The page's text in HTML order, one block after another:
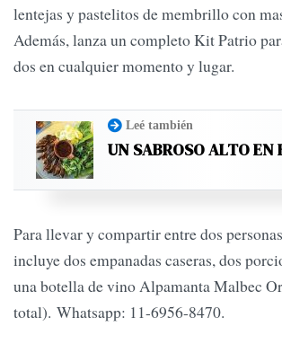
lentejas y pastelitos de membrillo con
Además, lanza un completo Kit Patrio
dos en cualquier momento y lugar.
Leé también
UN SABROSO ALTO EN
Para llevar y compartir entre dos
incluye dos empanadas caseras, dos
una botella de vino Alpamanta Malbec
total). Whatsapp: 11-6956-8470.